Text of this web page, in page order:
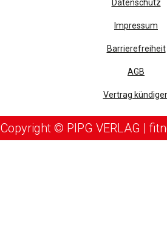
Datenschutz
Impressum
Barrierefreiheit
AGB
Vertrag
Copyright © PIPG VERLAG |